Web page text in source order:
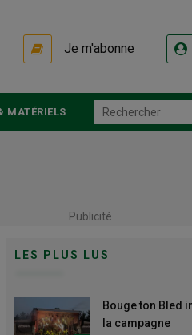
Je m'abonne
MATÉRIELS
Publicité
LES PLUS LUS
Bouge ton Bled
la campagne